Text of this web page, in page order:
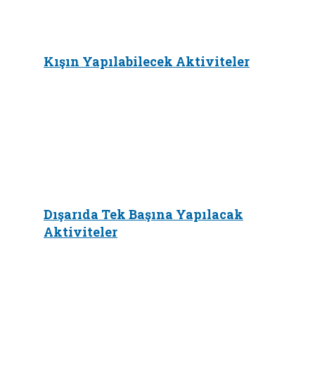
Kışın Yapılabilecek Aktiviteler
Dışarıda Tek Başına Yapılacak
Aktiviteler